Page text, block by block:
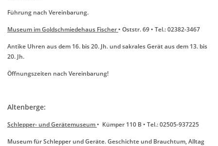
Führung nach Vereinbarung.
Museum im Goldschmiedehaus Fischer• Oststr. 69 • Tel.: 02382-3467
Antike Uhren aus dem 16. bis 20. Jh. und sakrales Gerät aus dem 13. bis
20. Jh.
Öffnungszeiten nach Vereinbarung!
Altenberge:
Schlepper- und Gerätemuseum• Kümper 110 B • Tel.: 02505-937225
Museum für Schlepper und Geräte. Geschichte und Brauchtum, Alltag